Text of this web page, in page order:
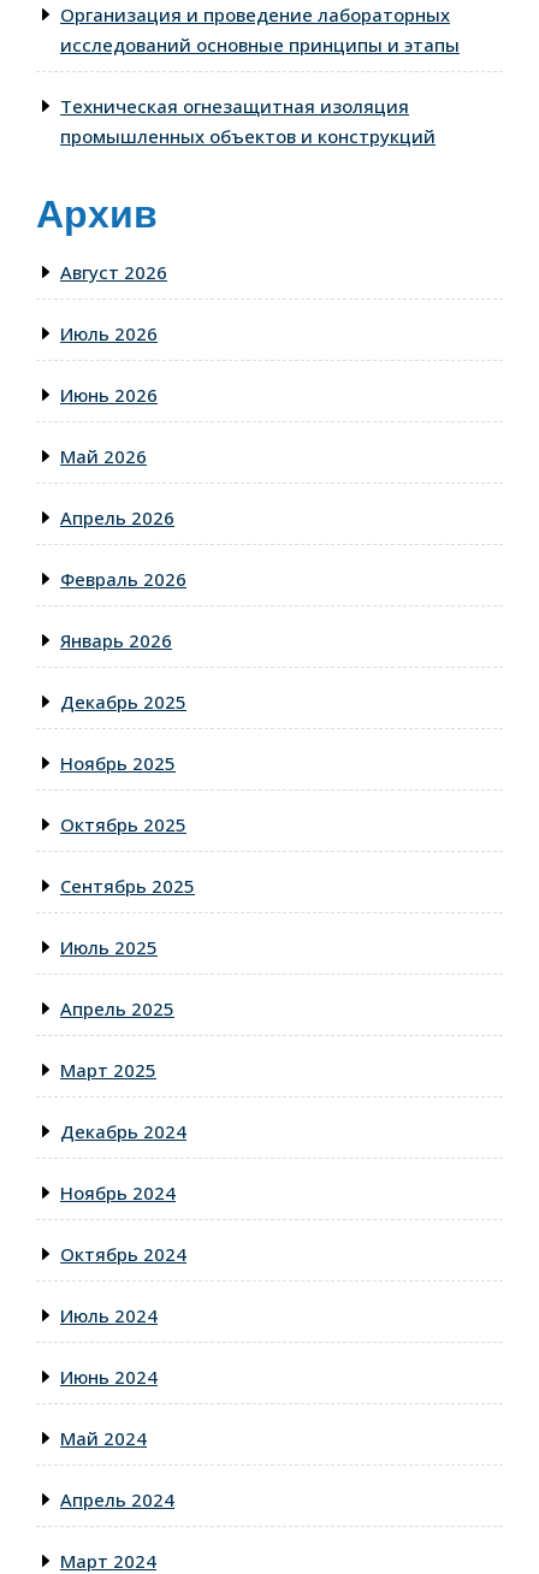
Организация и проведение лабораторных
исследований основные принципы и этапы
Техническая огнезащитная изоляция
промышленных объектов и конструкций
Архив
Август 2026
Июль 2026
Июнь 2026
Май 2026
Апрель 2026
Февраль 2026
Январь 2026
Декабрь 2025
Ноябрь 2025
Октябрь 2025
Сентябрь 2025
Июль 2025
Апрель 2025
Март 2025
Декабрь 2024
Ноябрь 2024
Октябрь 2024
Июль 2024
Июнь 2024
Май 2024
Апрель 2024
Март 2024